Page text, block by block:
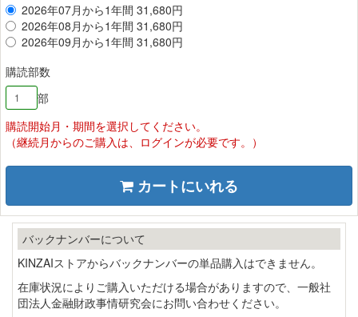
2026年07月から1年間 31,680円
2026年08月から1年間 31,680円
2026年09月から1年間 31,680円
購読部数
部
購読開始月・期間を選択してください。
（継続月からのご購入は、ログインが必要です。）
カートにいれる
バックナンバーについて
KINZAIストアからバックナンバーの単品購入はできません。
在庫状況によりご購入いただける場合がありますので、一般社
団法人金融財政事情研究会にお問い合わせください。